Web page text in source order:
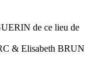
de ce lieu de
& Elisabeth BRUN